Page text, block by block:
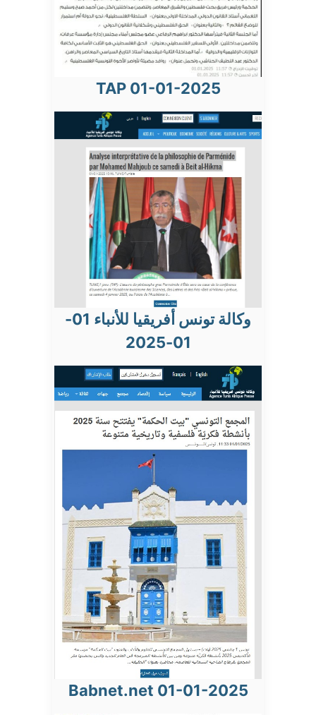
TAP 01-01-2025
وكالة تونس أفريقيا للأنباء 01-
01-2025
Babnet.net 01-01-2025